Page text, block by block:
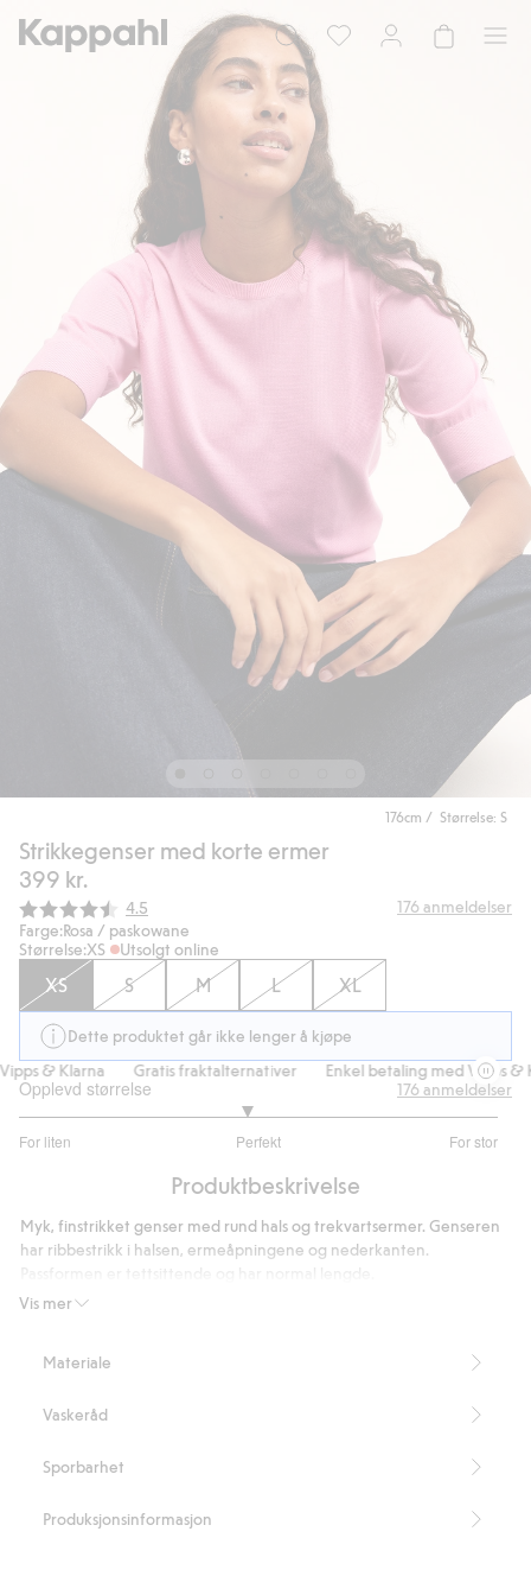
176cm / Størrelse: S
Strikkegenser med korte ermer
399 kr.
Gjennomsnittskarakter:
4.5 176 anmeldelser
Farge:Rosa / paskowane
Størrelse:XS Utsolgt online
XS S M L XL
Dette produktet går ikke lenger å kjøpe
& Klarna
Gratis fraktalternativer Enkel betaling med Vipps &
Opplevd størrelse
For liten Perfekt For stor
av
138
stemmer
176 anmeldelser
Produktbeskrivelse
Vis mer
Myk, finstrikket genser med rund hals og trekvartsermer. Genseren
har ribbestrikk i halsen, ermeåpningene og nederkanten.
Lengde 60 cm i størrelse S
LENZING™ ECOVERO™ Blend
Materiale
Vaskeråd
Sporbarhet
Produksjonsinformasjon